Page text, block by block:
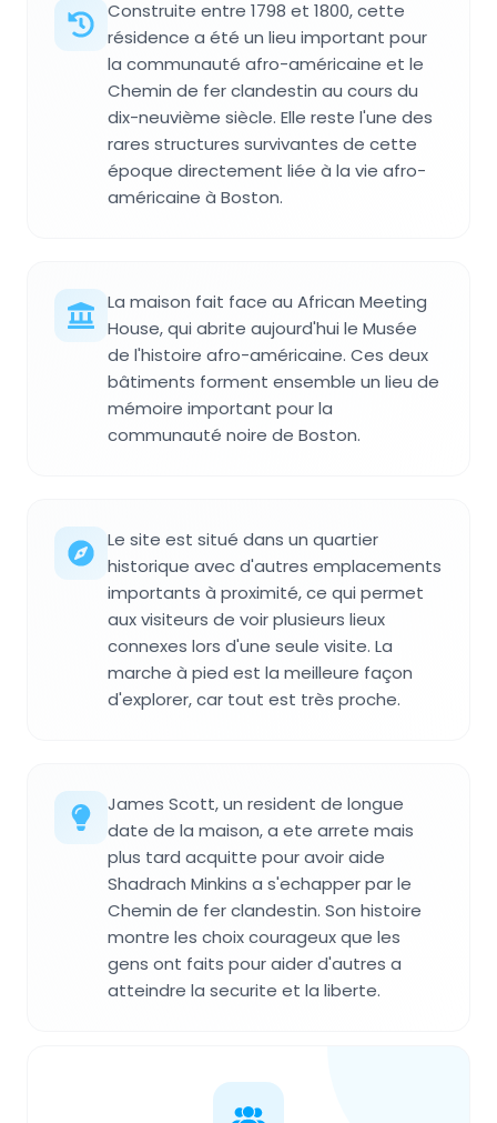
Construite entre 1798 et 1800, cette
résidence a été un lieu important pour
la communauté afro-américaine et le
Chemin de fer clandestin au cours du
dix-neuvième siècle. Elle reste l'une des
rares structures survivantes de cette
époque directement liée à la vie afro-
américaine à Boston.
La maison fait face au African Meeting
House, qui abrite aujourd'hui le Musée
de l'histoire afro-américaine. Ces deux
bâtiments forment ensemble un lieu de
mémoire important pour la
communauté noire de Boston.
Le site est situé dans un quartier
historique avec d'autres emplacements
importants à proximité, ce qui permet
aux visiteurs de voir plusieurs lieux
connexes lors d'une seule visite. La
marche à pied est la meilleure façon
d'explorer, car tout est très proche.
James Scott, un resident de longue
date de la maison, a ete arrete mais
plus tard acquitte pour avoir aide
Shadrach Minkins a s'echapper par le
Chemin de fer clandestin. Son histoire
montre les choix courageux que les
gens ont faits pour aider d'autres a
atteindre la securite et la liberte.